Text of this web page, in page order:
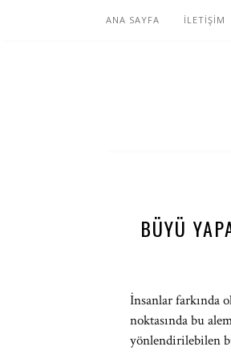
ANA SAYFA İLETİŞİM
BÜYÜ
İnsanlar farkında
noktasında bu
yönlendirilebilen